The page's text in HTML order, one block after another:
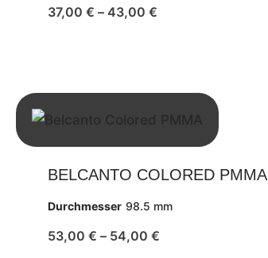
37,00 € – 43,00 €
BELCANTO COLORED PMMA
Durchmesser 98.5 mm
53,00 € – 54,00 €